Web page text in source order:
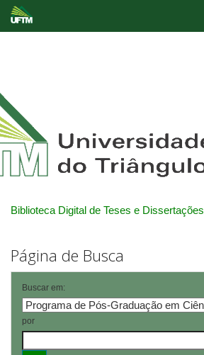
Biblioteca Digital de Teses e Dissertações
Página de Busca
Buscar em:
por